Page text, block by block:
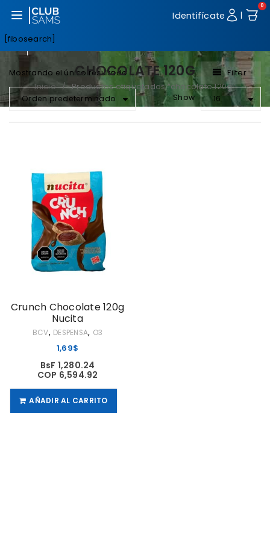
Abrir menú Identifícate |
0
[fibosearch]
CHOCOLATE 120G
Inicio / Productos etiquetados “chocolate 120g”
Mostrando el único resultado Filter
Orden predeterminado Show 16
BCV, DESPENSA, O3
Crunch Chocolate 120g
Nucita
1,69$
BsF 1,280.24
COP 6,594.92
AÑADIR AL CARRITO